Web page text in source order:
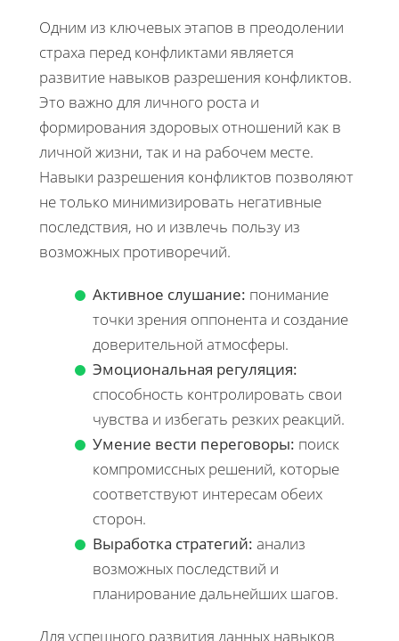
Одним из ключевых этапов в преодолении
страха перед конфликтами является
развитие навыков разрешения конфликтов.
Это важно для личного роста и
формирования здоровых отношений как в
личной жизни, так и на рабочем месте.
Навыки разрешения конфликтов позволяют
не только минимизировать негативные
последствия, но и извлечь пользу из
возможных противоречий.
Активное слушание: понимание
точки зрения оппонента и создание
доверительной атмосферы.
Эмоциональная регуляция:
способность контролировать свои
чувства и избегать резких реакций.
Умение вести переговоры: поиск
компромиссных решений, которые
соответствуют интересам обеих
сторон.
Выработка стратегий: анализ
возможных последствий и
планирование дальнейших шагов.
Для успешного развития данных навыков